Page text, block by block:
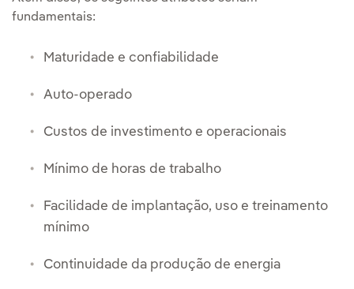
fundamentais:
Maturidade e confiabilidade
Auto-operado
Custos de investimento e operacionais
Mínimo de horas de trabalho
Facilidade de implantação, uso e treinamento
mínimo
Continuidade da produção de energia